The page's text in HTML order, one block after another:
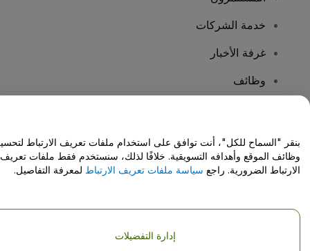
خدمة الشركات
غرفة الأخبار
وظائف
مركز المساعدة / اتصل بنا
حقوق النشر © شركة فياجوجو المحدودة 2026
تفاصيل الشركة
بنقر "السماح للكل"، أنت توافق على استخدام ملفات تعريف الارتباط
وظائف الموقع وأهدافه التسويقية. خلافًا لذلك، سنستخدم فقط ملفات تعريف
الارتباط الضرورية. راجع سياسة ملفات تعريف الارتباط لمعرفة التفاصيل.
إدارة التفضيلات